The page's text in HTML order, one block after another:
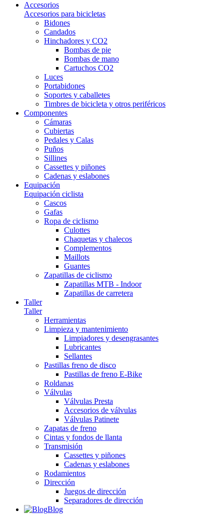
Accesorios
Accesorios para bicicletas
Bidones
Candados
Hinchadores y CO2
Bombas de pie
Bombas de mano
Cartuchos CO2
Luces
Portabidones
Soportes y caballetes
Timbres de bicicleta y otros periféricos
Componentes
Cámaras
Cubiertas
Pedales y Calas
Puños
Sillines
Cassettes y piñones
Cadenas y eslabones
Equipación
Equipación ciclista
Cascos
Gafas
Ropa de ciclismo
Culottes
Chaquetas y chalecos
Complementos
Maillots
Guantes
Zapatillas de ciclismo
Zapatillas MTB - Indoor
Zapatillas de carretera
Taller
Taller
Herramientas
Limpieza y mantenimiento
Limpiadores y desengrasantes
Lubricantes
Sellantes
Pastillas freno de disco
Pastillas de freno E-Bike
Roldanas
Válvulas
Válvulas Presta
Accesorios de válvulas
Válvulas Patinete
Zapatas de freno
Cintas y fondos de llanta
Transmisión
Cassettes y piñones
Cadenas y eslabones
Rodamientos
Dirección
Juegos de dirección
Separadores de dirección
Blog